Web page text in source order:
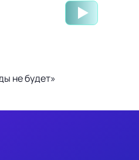
не будет»